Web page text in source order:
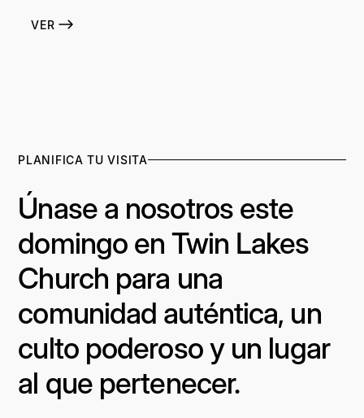
VER
PLANIFICA TU VISITA
Únase a nosotros este
domingo en Twin Lakes
Church para una
comunidad auténtica, un
culto poderoso y un lugar
al que pertenecer.